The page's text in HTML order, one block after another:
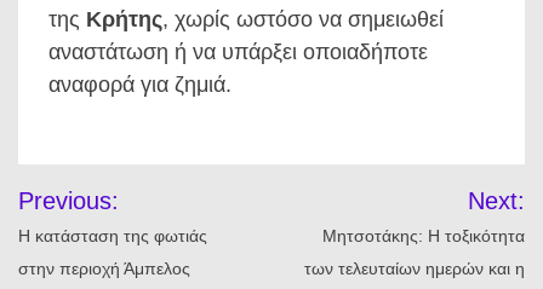
της Κρήτης, χωρίς ωστόσο να σημειωθεί
αναστάτωση ή να υπάρξει οποιαδήποτε
αναφορά για ζημιά.
άρθρων
Previous:
Η κατάσταση της φωτιάς
στην περιοχή Άμπελος
Next:
Μητσοτάκης: Η τοξικότητα
των τελευταίων ημερών και η